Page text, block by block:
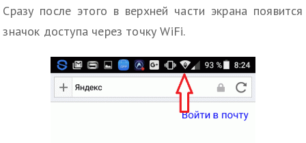
Сразу после этого в верхней части экрана появится
значок доступа через точку WiFi.